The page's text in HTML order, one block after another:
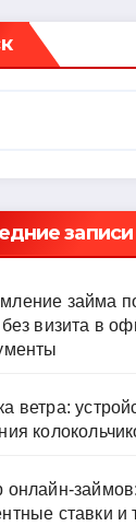
записи
займа
без визита в
ветра:
онлайн-
ставки и